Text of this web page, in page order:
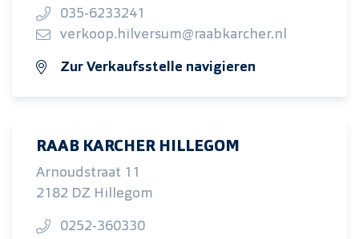
035-6233241
verkoop.hilversum@raabkarcher.nl
Zur Verkaufsstelle navigieren
RAAB KARCHER HILLEGOM
Arnoudstraat 11
2182 DZ Hillegom
0252-360330